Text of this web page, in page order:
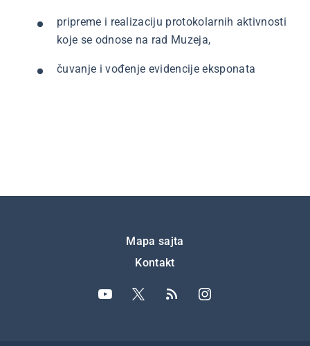
pripreme i realizaciju protokolarnih aktivnosti
koje se odnose na rad Muzeja,
čuvanje i vođenje evidencije eksponata
Mapa sajta
Kontakt